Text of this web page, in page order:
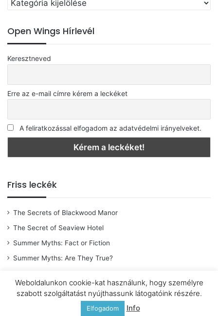
egy
Open Wings Hírlevél
Keresztneved
Erre az e-mail címre kérem a leckéket
A feliratkozással elfogadom az adatvédelmi irányelveket.
Friss leckék
The Secrets of Blackwood Manor
The Secret of Seaview Hotel
Summer Myths: Fact or Fiction
Summer Myths: Are They True?
© Copyright 2026 | OpenWingsAngol| Adatkezelési tájékoztató
Weboldalunkon cookie-kat használunk, hogy személyre
szabott szolgáltatást nyújthassunk látogatóink részére.
Elfogadom Info